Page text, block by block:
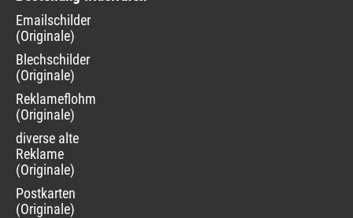
Navigation
überspringen
Emailschilder
(Originale)
Blechschilder
(Originale)
Reklameflohmarkt
(Originale)
diverse alte
Reklame
(Originale)
Postkarten
(Originale)